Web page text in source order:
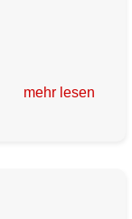
mehr lesen